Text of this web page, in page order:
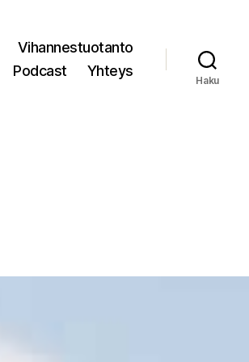
Vihannestuotanto
Podcast Yhteys
Haku